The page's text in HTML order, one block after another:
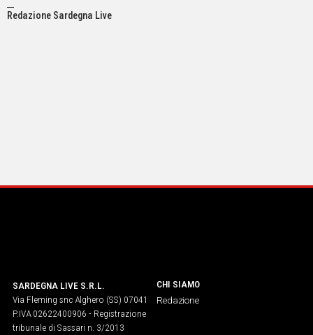
Redazione Sardegna Live
SARDEGNA LIVE S.R.L.
Via Fleming snc Alghero (SS) 07041
P.IVA 02622400906 - Registrazione
tribunale di Sassari n. 3/2013
CHI SIAMO
Redazione